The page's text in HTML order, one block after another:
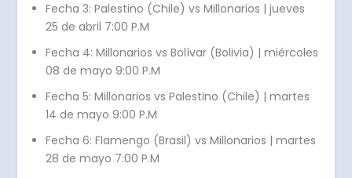
Fecha 3: Palestino (Chile) vs Millonarios | jueves
25 de abril 7:00 P.M
Fecha 4: Millonarios vs Bolívar (Bolivia) | miércoles
08 de mayo 9:00 P.M
Fecha 5: Millonarios vs Palestino (Chile) | martes
14 de mayo 9:00 P.M
Fecha 6: Flamengo (Brasil) vs Millonarios | martes
28 de mayo 7:00 P.M